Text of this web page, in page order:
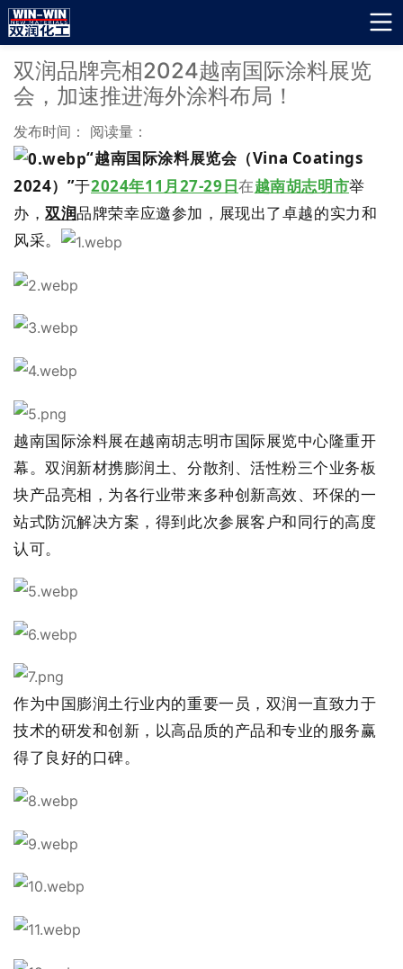
双润品牌亮相2024越南国际涂料展览
会，加速推进海外涂料布局！
发布时间： 阅读量：
“越南国际涂料展览会（Vina Coatings
2024）”于2024年11月27-29日在越南胡志明市举
办，双润品牌荣幸应邀参加，展现出了卓越的实力和
风采。
越南国际涂料展在越南胡志明市国际展览中心隆重开
幕。双润新材携膨润土、分散剂、活性粉三个业务板
块产品亮相，为各行业带来多种创新高效、环保的一
站式防沉解决方案，得到此次参展客户和同行的高度
认可。
作为中国膨润土行业内的重要一员，双润一直致力于
技术的研发和创新，以高品质的产品和专业的服务赢
得了良好的口碑。